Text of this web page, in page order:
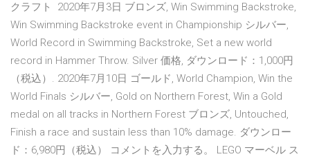
クラフト 2020年7月3日 ブロンズ, Win Swimming Backstroke,
Win Swimming Backstroke event in Championship シルバー,
World Record in Swimming Backstroke, Set a new world
record in Hammer Throw. Silver 価格, ダウンロード：1,000円
（税込）. 2020年7月10日 ゴールド, World Champion, Win the
World Finals シルバー, Gold on Northern Forest, Win a Gold
medal on all tracks in Northern Forest ブロンズ, Untouched,
Finish a race and sustain less than 10% damage. ダウンロー
ド：6,980円（税込） コメントを入力する。 LEGO マーベル ス